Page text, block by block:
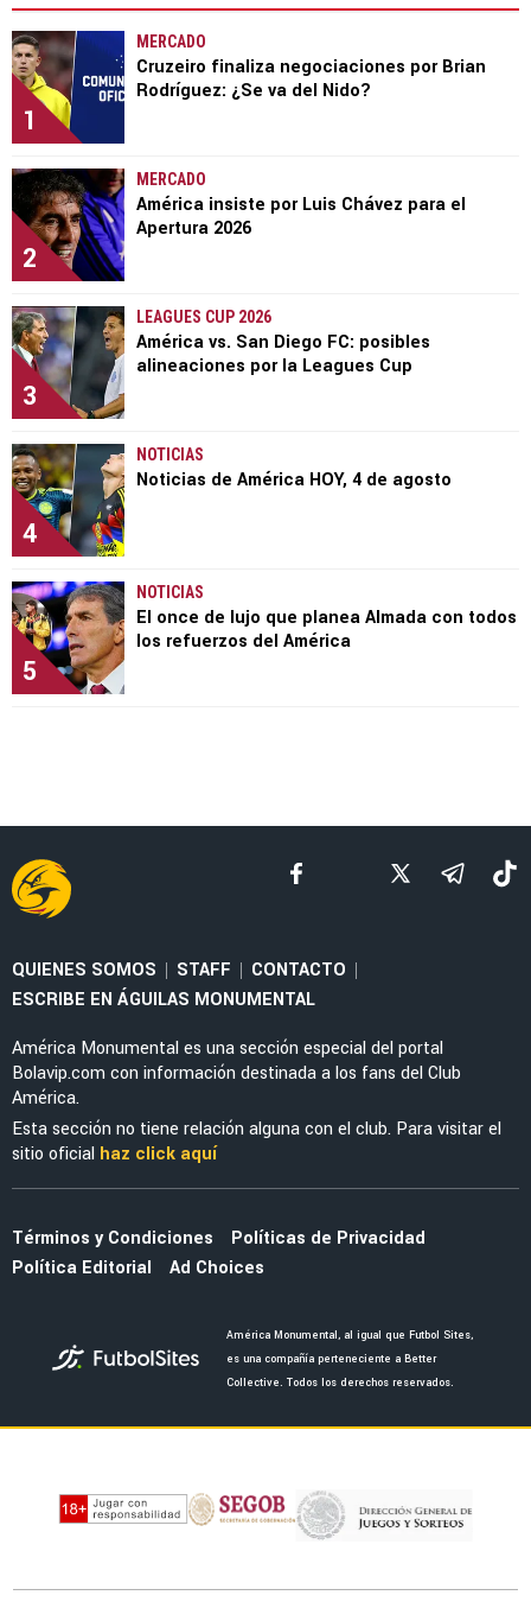
1
MERCADO
Cruzeiro finaliza negociaciones por Brian
Rodríguez: ¿Se va del Nido?
2
MERCADO
América insiste por Luis Chávez para el
Apertura 2026
3
LEAGUES CUP 2026
América vs. San Diego FC: posibles
alineaciones por la Leagues Cup
4
NOTICIAS
Noticias de América HOY, 4 de agosto
5
NOTICIAS
El once de lujo que planea Almada con todos
los refuerzos del América
QUIENES SOMOS | STAFF | CONTACTO |
ESCRIBE EN ÁGUILAS MONUMENTAL
América Monumental es una sección especial del portal
Bolavip.com con información destinada a los fans del Club
América.
Esta sección no tiene relación alguna con el club. Para visitar el
sitio oficial haz click aquí
Términos y Condiciones
Políticas de Privacidad
Política Editorial
Ad Choices
América Monumental, al igual que Futbol Sites,
es una compañía perteneciente a Better
Collective. Todos los derechos reservados.